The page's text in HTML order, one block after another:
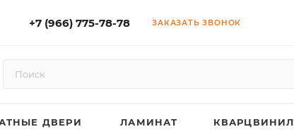
+7 (966) 775-78-78 ЗАКАЗАТЬ ЗВОНОК
ДВЕРИ ЛАМИНАТ КВАРЦВИНИЛ